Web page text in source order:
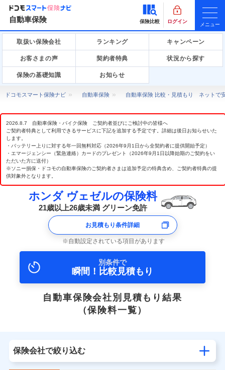
自動車保険 保険比較 ログイン
メニュー
取扱い保険会社 ランキング キャンペーン
お客さまの声 契約者特典 状況から探す
保険の基礎知識 お知らせ
ドコモスマート保険ナビ 自動車保険 自動車保険 比較・見積もり ネットで
2026.8.7 自動車保険・バイク保険 ご契約者並びにご検討中の皆様へ
ご契約者特典として利用できるサービスに下記を追加する予定です。詳細は後日お知らせいた
します。
・バッテリー上りに対する年一回無料対応（2026年9月1日から全契約者に提供開始予定）
・エマージェンシー（緊急連絡）カードのプレゼント（2026年9月1日以降始期のご契約をい
ただいた方に送付）
※ソニー損保・ドコモの自動車保険のご契約者さまは追加予定の特典含め、ご契約者特典の提
供対象外となります。
ホンダ ヴェゼルの保険料
21歳以上26歳未満 グリーン免許
お見積もり条件詳細
自動設定されている項目があります
別条件で
瞬間！比較見積もり
自動車保険会社別見積もり結果
（保険料一覧）
保険会社で絞り込む